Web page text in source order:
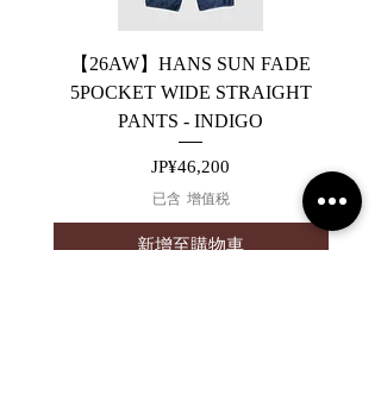
【26AW】HANS SUN FADE
5POCKET WIDE STRAIGHT
PANTS - INDIGO
價格
JP¥46,200
已含 增值税
新增至購物車